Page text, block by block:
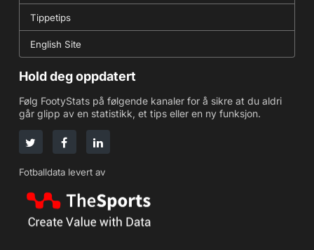
Tippetips
English Site
Hold deg oppdatert
Følg FootyStats på følgende kanaler for å sikre at du aldri
går glipp av en statistikk, et tips eller en ny funksjon.
Fotballdata levert av